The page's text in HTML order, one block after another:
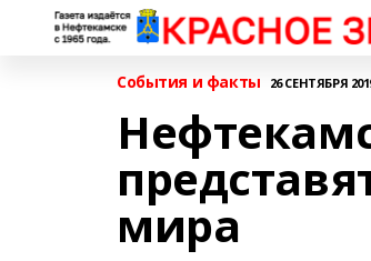
События и факты 26 СЕНТЯБРЯ
мира